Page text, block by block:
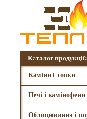
Каталог продукції:
Каміни і топки
Печі і камінофени
Облицювання і